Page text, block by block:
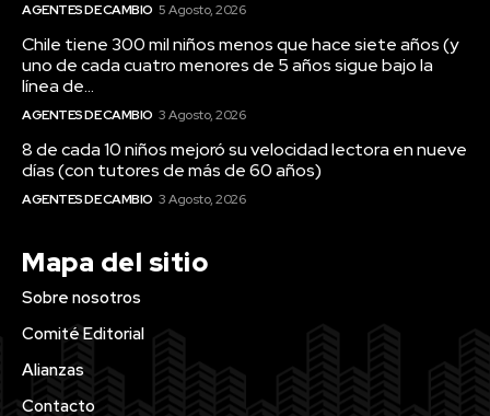
AGENTES DE CAMBIO 5 Agosto, 2026
Chile tiene 300 mil niños menos que hace siete años (y
uno de cada cuatro menores de 5 años sigue bajo la
línea de...
AGENTES DE CAMBIO 3 Agosto, 2026
8 de cada 10 niños mejoró su velocidad lectora en nueve
días (con tutores de más de 60 años)
AGENTES DE CAMBIO 3 Agosto, 2026
Mapa del sitio
Sobre nosotros
Comité Editorial
Alianzas
Contacto